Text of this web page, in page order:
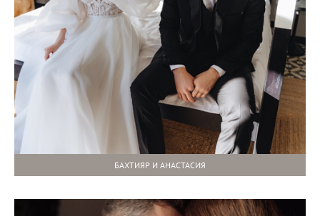
БАХТИЯР И АНАСТАСИЯ